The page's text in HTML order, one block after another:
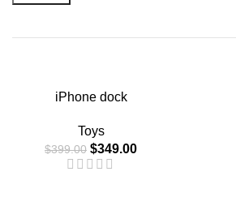
iPhone dock
Toys
$399.00 $349.00